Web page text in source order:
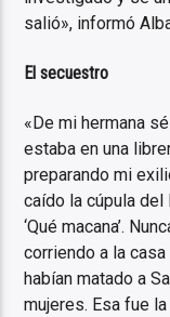
salió», informó
El secuestro
«De mi hermana
estaba en una
preparando mi
caído la cúpula del
‘Qué macana’.
corriendo a la
habían matado a
mujeres. Esa fue